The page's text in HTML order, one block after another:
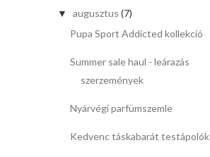
▼ augusztus (7)
Pupa Sport Addicted kollekció
Summer sale haul - leárazás
szerzemények
Nyárvégi parfümszemle
Kedvenc táskabarát testápolók